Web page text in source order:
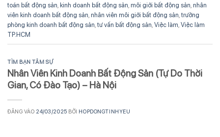
toán bất động sản, kinh doanh bất động sản, môi giới bất động sản, nhân
viên kinh doanh bất động sản, nhân viên môi giới bất động sản, trưởng
phòng kinh doanh bất động sản, tư vấn bất động sản, Việc làm, Việc làm
TP.HCM
TÌM BẠN TÂM SỰ
Nhân Viên Kinh Doanh Bất Động Sản (Tự Do Thời
Gian, Có Đào Tạo) – Hà Nội
ĐĂNG VÀO 24/03/2025 BỞI HOPDONGTINHYEU